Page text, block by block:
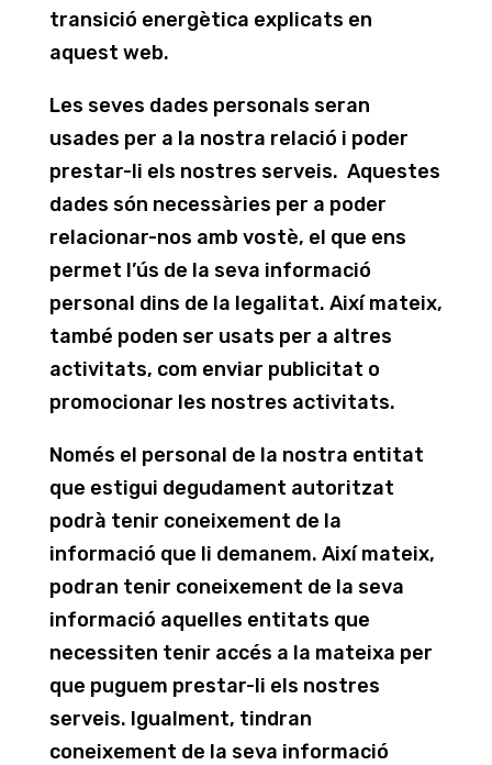
transició energètica explicats en
aquest web.
Les seves dades personals seran
usades per a la nostra relació i poder
prestar-li els nostres serveis. Aquestes
dades són necessàries per a poder
relacionar-nos amb vostè, el que ens
permet l’ús de la seva informació
personal dins de la legalitat. Així mateix,
també poden ser usats per a altres
activitats, com enviar publicitat o
promocionar les nostres activitats.
Només el personal de la nostra entitat
que estigui degudament autoritzat
podrà tenir coneixement de la
informació que li demanem. Així mateix,
podran tenir coneixement de la seva
informació aquelles entitats que
necessiten tenir accés a la mateixa per
que puguem prestar-li els nostres
serveis. Igualment, tindran
coneixement de la seva informació